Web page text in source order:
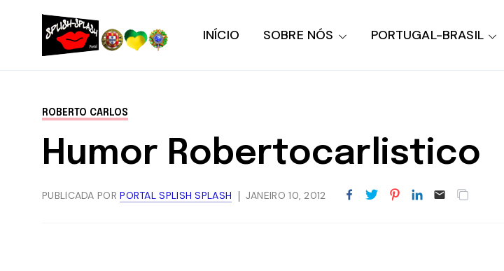
INÍCIO SOBRE NÓS PORTUGAL-BRASIL
ROBERTO CARLOS
Humor Robertocarlistico
PUBLICADA PORPORTAL SPLISH SPLASH JANEIRO 10, 2012